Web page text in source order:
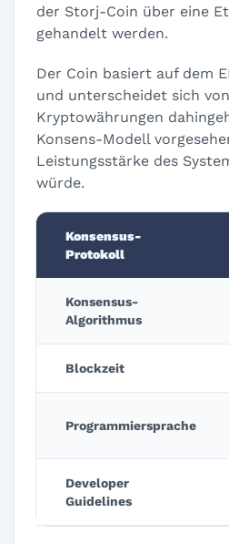
der Storj-Coin über eine
gehandelt werden.
Der Coin basiert auf dem
und unterscheidet sich
Kryptowährungen
Konsens-Modell
Leistungsstärke des
würde.
Konsensus-
Protokoll
Konsensus-
Algorithmus
Blockzeit
Programmiersprache
Developer
Guidelines